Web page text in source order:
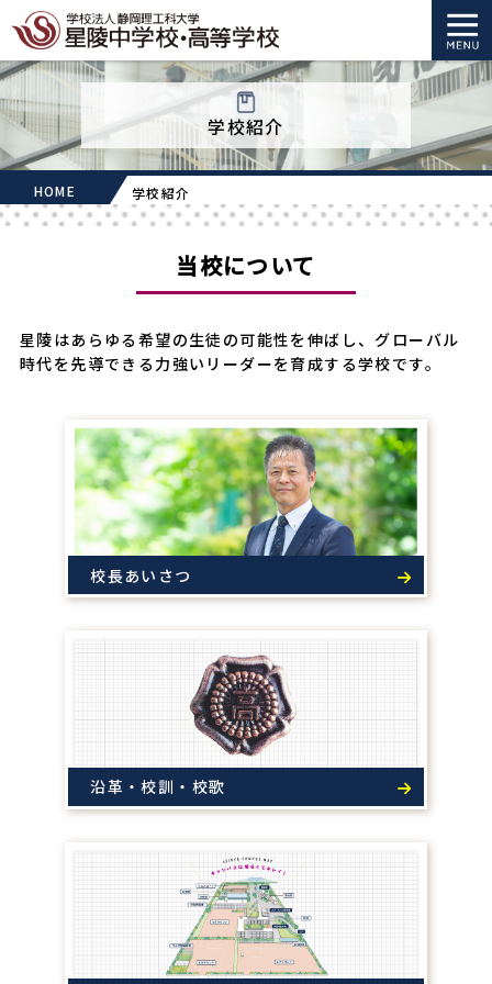
学校紹介
HOME 学校紹介
当校について
星陵はあらゆる希望の生徒の可能性を伸ばし、グローバル
時代を先導できる力強いリーダーを育成する学校です。
校長あいさつ
沿革・校訓・校歌